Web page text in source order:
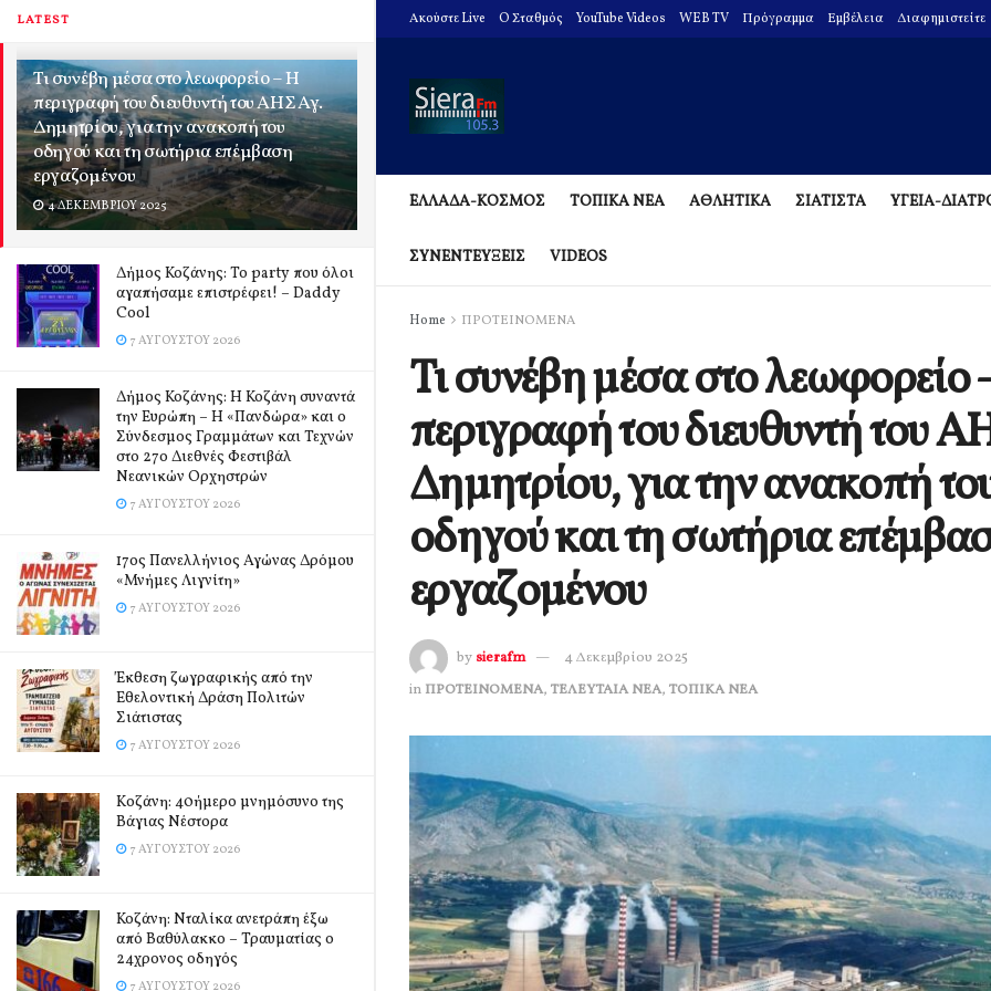
LATEST
Τι συνέβη μέσα στο λεωφορείο – Η
περιγραφή του διευθυντή του ΑΗΣ Αγ.
Δημητρίου, για την ανακοπή του
οδηγού και τη σωτήρια επέμβαση
εργαζομένου
4 ΔΕΚΕΜΒΡΊΟΥ 2025
Δήμος Κοζάνης: Το party που όλοι
αγαπήσαμε επιστρέφει! – Daddy
Cool
7 ΑΥΓΟΎΣΤΟΥ 2026
Δήμος Κοζάνης: Η Κοζάνη συναντά
την Ευρώπη – Η «Πανδώρα» και ο
Σύνδεσμος Γραμμάτων και Τεχνών
στο 27ο Διεθνές Φεστιβάλ
Νεανικών Ορχηστρών
7 ΑΥΓΟΎΣΤΟΥ 2026
17ος Πανελλήνιος Αγώνας Δρόμου
«Μνήμες Λιγνίτη»
7 ΑΥΓΟΎΣΤΟΥ 2026
Έκθεση ζωγραφικής από την
Εθελοντική Δράση Πολιτών
Σιάτιστας
7 ΑΥΓΟΎΣΤΟΥ 2026
Kοζάνη: 40ήμερο μνημόσυνο της
Βάγιας Νέστορα
7 ΑΥΓΟΎΣΤΟΥ 2026
Κοζάνη: Νταλίκα ανετράπη έξω
από Βαθύλακκο – Τραυματίας ο
24χρονος οδηγός
7 ΑΥΓΟΎΣΤΟΥ 2026
Ακούστε Live O Σταθμός YouTube Videos WEB TV Πρόγραμμα Εμβέλεια Διαφημιστείτε
ΕΛΛΑΔΑ-ΚΟΣΜΟΣ ΤΟΠΙΚΑ ΝΕΑ ΑΘΛΗΤΙΚΑ ΣΙΑΤΙΣΤΑ ΥΓΕΙΑ-
ΣΥΝΕΝΤΕΥΞΕΙΣ VIDEOS
Home ΠΡΟΤΕΙΝΟΜΕΝΑ
Τι συνέβη μέσα στο λεωφορείο
περιγραφή του διευθυντή του
Δημητρίου, για την ανακοπή
οδηγού και τη σωτήρια
εργαζομένου
by sierafm
4 Δεκεμβρίου 2025
in ΠΡΟΤΕΙΝΟΜΕΝΑ, ΤΕΛΕΥΤΑΙΑ ΝΕΑ, ΤΟΠΙΚΑ ΝΕΑ